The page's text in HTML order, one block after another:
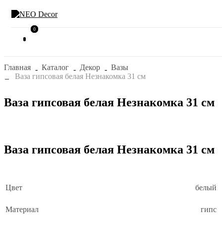
0
0
Главная Каталог Декор
Вазы
Ваза гипсовая белая Незнакомка 31 см
Ваза гипсовая белая Незнакомка 31 см
Ваза гипсовая белая Незнакомка 31 см
Цвет белый
Материал гипс